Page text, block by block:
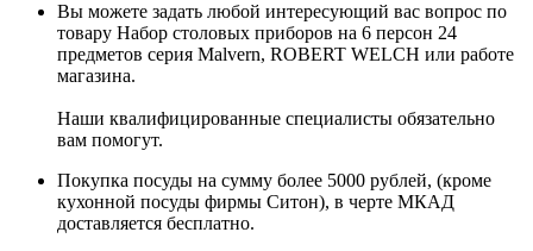
Вы можете задать любой интересующий вас вопрос по
товару Набор столовых приборов на 6 персон 24
предметов серия Malvern, ROBERT WELCH или работе
магазина.
Наши квалифицированные специалисты обязательно
вам помогут.
Покупка посуды на сумму более 5000 рублей, (кроме
кухонной посуды фирмы Ситон), в черте МКАД
доставляется бесплатно.